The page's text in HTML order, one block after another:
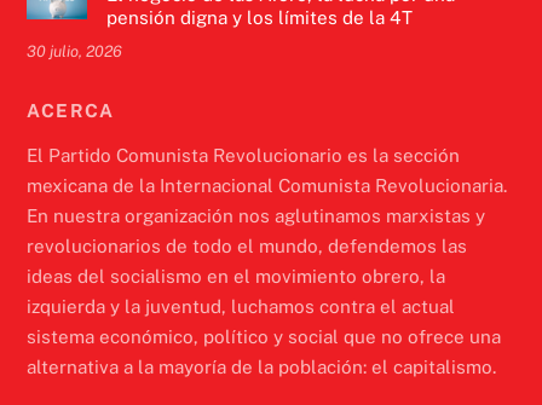
pensión digna y los límites de la 4T
30 julio, 2026
ACERCA
El Partido Comunista Revolucionario es la sección
mexicana de la Internacional Comunista Revolucionaria.
En nuestra organización nos aglutinamos marxistas y
revolucionarios de todo el mundo, defendemos las
ideas del socialismo en el movimiento obrero, la
izquierda y la juventud, luchamos contra el actual
sistema económico, político y social que no ofrece una
alternativa a la mayoría de la población: el capitalismo.